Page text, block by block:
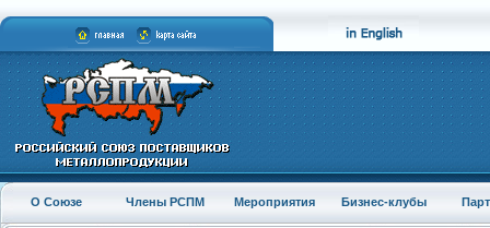
О Союзе Члены РСПМ Мероприятия Бизнес-клубы